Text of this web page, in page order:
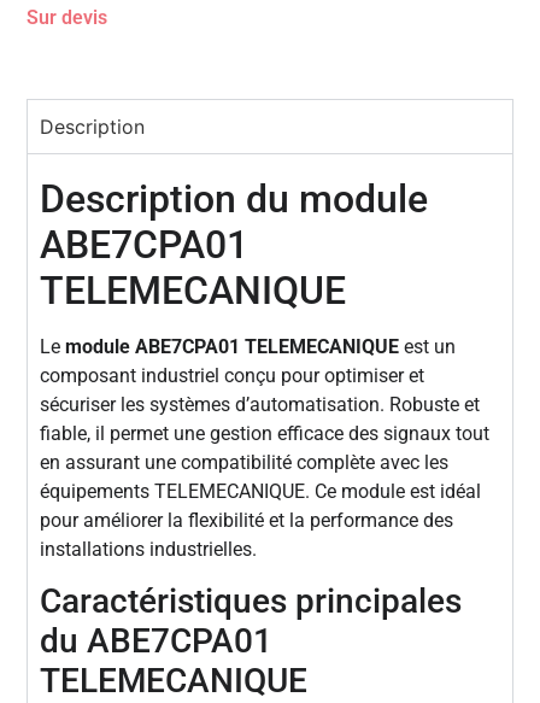
Sur devis
Description
Description du module
ABE7CPA01
TELEMECANIQUE
Lemodule ABE7CPA01 TELEMECANIQUE est un
composant industriel conçu pour optimiser et
sécuriser les systèmes d’automatisation. Robuste et
fiable, il permet une gestion efficace des signaux tout
en assurant une compatibilité complète avec les
équipements TELEMECANIQUE. Ce module est idéal
pour améliorer la flexibilité et la performance des
installations industrielles.
Caractéristiques principales
du ABE7CPA01
TELEMECANIQUE